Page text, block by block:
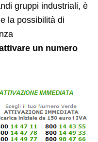
gruppi industriali, è
la possibilità di
un numero